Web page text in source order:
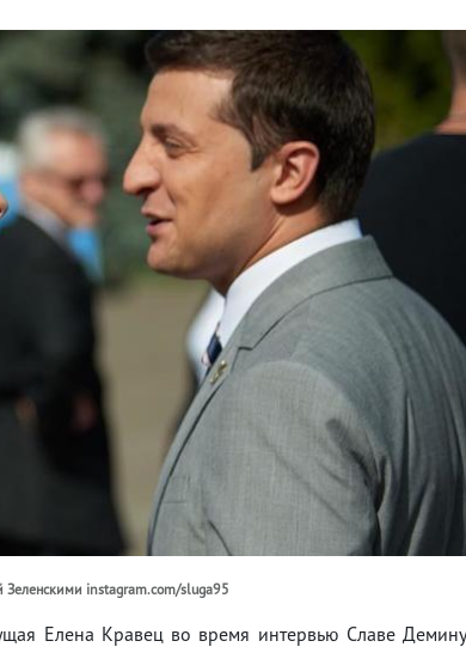
Зеленскими instagram.com/sluga95
Елена Кравец во время интервью Славе Демину